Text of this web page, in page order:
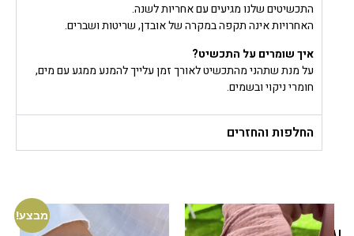
התכשיטים שלנו מגיעים עם אחריות לשנה.
האחרויות אינה תקפה במקרה של אובדן, שריטות ושברים.
איך שומרים על התכשיט?
על מנת שתהני מהתכשיט לאורך זמן עלייך להמנע ממגע עם מים,
חומרי ניקוי ובשמים.
החלפות והחזרים
מבצע!